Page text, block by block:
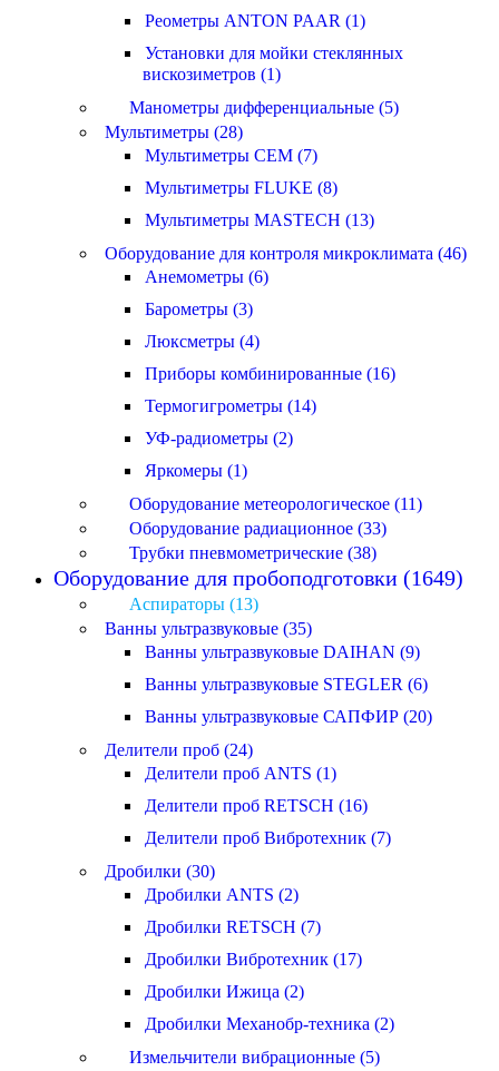
Реометры ANTON PAAR (1)
Установки для мойки стеклянных
вискозиметров (1)
Манометры дифференциальные (5)
Мультиметры (28)
Мультиметры CEM (7)
Мультиметры FLUKE (8)
Мультиметры MASTECH (13)
Оборудование для контроля микроклимата (46)
Анемометры (6)
Барометры (3)
Люксметры (4)
Приборы комбинированные (16)
Термогигрометры (14)
УФ-радиометры (2)
Яркомеры (1)
Оборудование метеорологическое (11)
Оборудование радиационное (33)
Трубки пневмометрические (38)
Оборудование для пробоподготовки (1649)
Аспираторы (13)
Ванны ультразвуковые (35)
Ванны ультразвуковые DAIHAN (9)
Ванны ультразвуковые STEGLER (6)
Ванны ультразвуковые САПФИР (20)
Делители проб (24)
Делители проб ANTS (1)
Делители проб RETSCH (16)
Делители проб Вибротехник (7)
Дробилки (30)
Дробилки ANTS (2)
Дробилки RETSCH (7)
Дробилки Вибротехник (17)
Дробилки Ижица (2)
Дробилки Механобр-техника (2)
Измельчители вибрационные (5)